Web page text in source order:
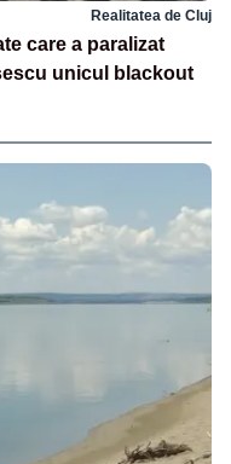
Realitatea de Cluj
care a paralizat
unicul blackout